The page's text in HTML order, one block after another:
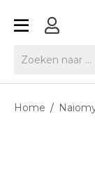
Home /